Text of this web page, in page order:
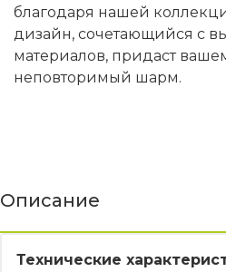
благодаря нашей
дизайн, сочетающийся с
материалов, придаст
неповторимый шарм.
Описание
Технические